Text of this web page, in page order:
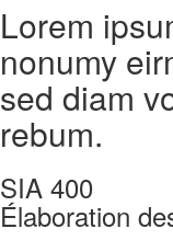
Lorem
nonumy
sed diam
rebum.
SIA 400
Élaboration